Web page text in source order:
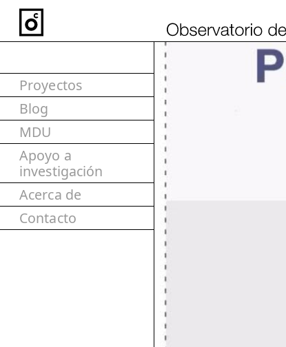
Proyectos
Blog
MDU
Apoyo a
investigación
Acerca de
Contacto